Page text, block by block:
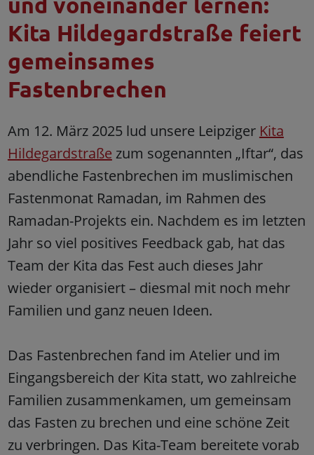
Kita Hildegardstraße feiert
gemeinsames
Fastenbrechen
Am 12. März 2025 lud unsere Leipziger Kita
Hildegardstraße zum sogenannten „Iftar“, das
abendliche Fastenbrechen im muslimischen
Fastenmonat Ramadan, im Rahmen des
Ramadan-Projekts ein. Nachdem es im letzten
Jahr so viel positives Feedback gab, hat das
Team der Kita das Fest auch dieses Jahr
wieder organisiert – diesmal mit noch mehr
Familien und ganz neuen Ideen.
Das Fastenbrechen fand im Atelier und im
Eingangsbereich der Kita statt, wo zahlreiche
Familien zusammenkamen, um gemeinsam
das Fasten zu brechen und eine schöne Zeit
zu verbringen. Das Kita-Team bereitete vorab